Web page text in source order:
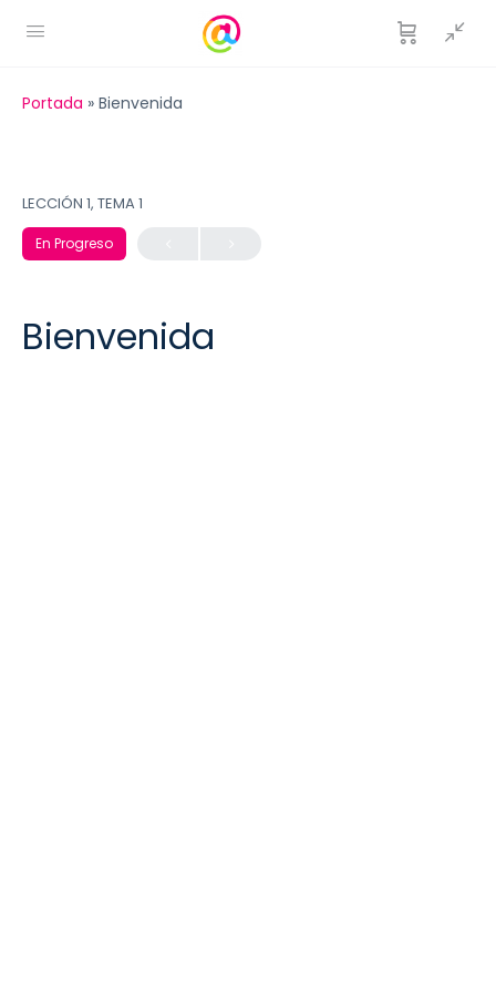
Portada » Bienvenida
LECCIÓN 1, TEMA 1
En Progreso
Bienvenida